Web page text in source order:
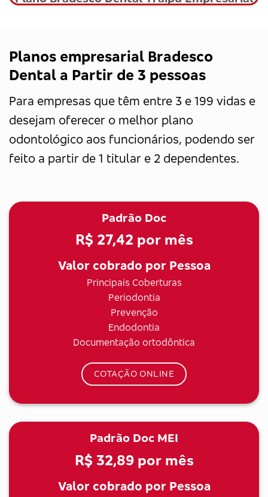
Planos empresarial Bradesco
Dental a Partir de 3 pessoas
Para empresas que têm entre 3 e 199 vidas e
desejam oferecer o melhor plano
odontológico aos funcionários, podendo ser
feito a partir de 1 titular e 2 dependentes.
Padrão Doc
R$ 27,42 por mês
Valor cobrado por Pessoa
Principais Coberturas
Periodontia
Prevenção
Endodontia
Documentação ortodôntica
COTAÇÃO ONLINE
Padrão Doc MEI
R$ 32,89por mês
Valor cobrado por Pessoa